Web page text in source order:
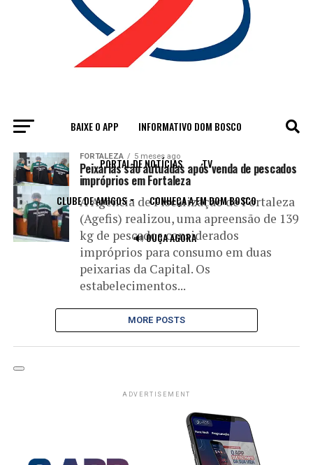
BAIXE O APP INFORMATIVO DOM BOSCO
PORTAL DE NOTÍCIAS TV
CLUBE DE AMIGOS CONHEÇA A FM DOM BOSCO
🔊 OUÇA AGORA
All posts tagged "peixaria"
FORTALEZA 5 meses ago
Peixarias são autuadas após venda de pescados
impróprios em Fortaleza
A Agência de Fiscalização de Fortaleza
(Agefis) realizou, uma apreensão de 139
kg de pescados considerados
impróprios para consumo em duas
peixarias da Capital. Os
estabelecimentos...
MORE POSTS
ADVERTISEMENT